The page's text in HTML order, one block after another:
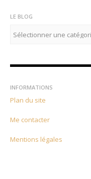
LE BLOG
blog
INFORMATIONS
Plan du site
Me contacter
Mentions légales